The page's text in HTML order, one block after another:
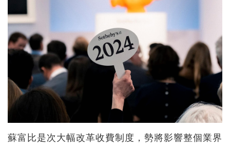
蘇富比是次大幅改革收費制度，勢將影響整個業界